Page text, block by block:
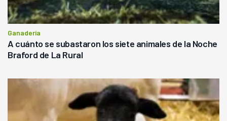
Ganadería
A cuánto se subastaron los siete animales de la Noche
Braford de La Rural